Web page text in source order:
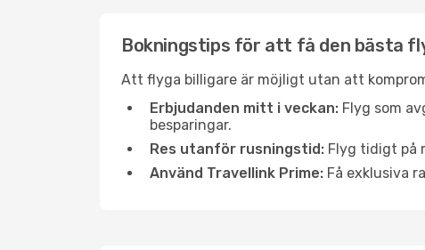
Bokningstips för att få den bästa
Att flyga billigare är möjligt utan att
Erbjudanden mitt i veckan: Flyg som
besparingar.
Res utanför rusningstid: Flyg tidigt på
Använd Travellink Prime: Få exklusiva